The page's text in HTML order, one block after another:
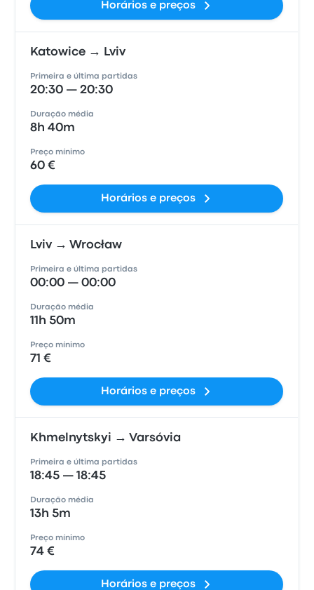
Horários e preços
Katowice → Lviv
Primeira e última partidas
20:30 — 20:30
Duração média
8h 40m
Preço mínimo
60 €
Horários e preços
Lviv → Wrocław
Primeira e última partidas
00:00 — 00:00
Duração média
11h 50m
Preço mínimo
71 €
Horários e preços
Khmelnytskyi → Varsóvia
Primeira e última partidas
18:45 — 18:45
Duração média
13h 5m
Preço mínimo
74 €
Horários e preços